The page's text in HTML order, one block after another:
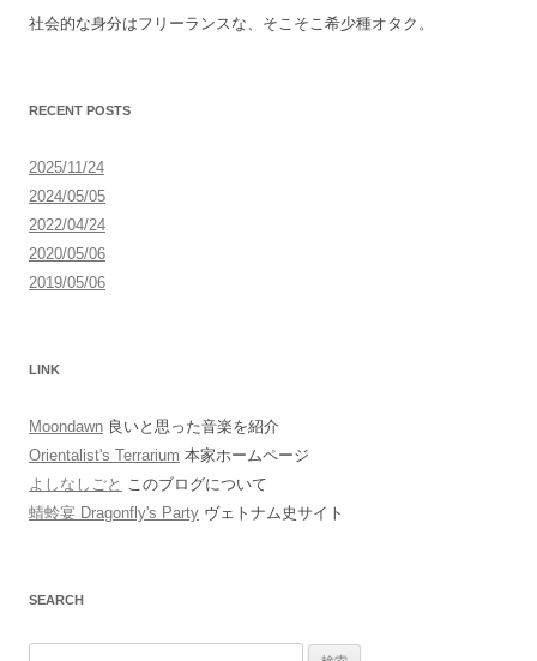
ゲ
ョ
社会的な身分はフリーランスな、そこそこ希少種オタク。
RECENT POSTS
2025/11/24
2024/05/05
2022/04/24
2020/05/06
2019/05/06
LINK
Moondawn 良いと思った音楽を紹介
Orientalist's Terrarium 本家ホームページ
よしなしごと このブログについて
蜻蛉宴 Dragonfly's Party ヴェトナム史サイト
SEARCH